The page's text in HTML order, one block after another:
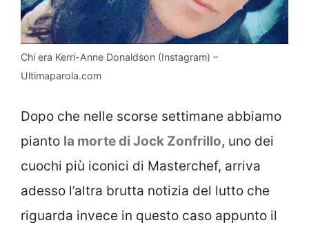
Chi era Kerri-Anne Donaldson (Instagram) –
Ultimaparola.com
Dopo che nelle scorse settimane abbiamo
pianto la morte di Jock Zonfrillo, uno dei
cuochi più iconici di Masterchef, arriva
adesso l’altra brutta notizia del lutto che
riguarda invece in questo caso appunto il